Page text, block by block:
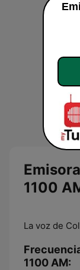
1100
La voz de
1100 AM: